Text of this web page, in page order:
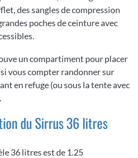
des sangles de compression
poches de ceinture avec
un compartiment pour placer
si vous compter randonner sur
en refuge (ou sous la tente avec
du Sirrus 36 litres
36 litres est de 1.25